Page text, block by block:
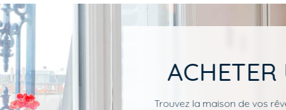
Trouvez la maison de vos